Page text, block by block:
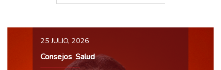
25 JULIO, 2026
Consejos, Salud